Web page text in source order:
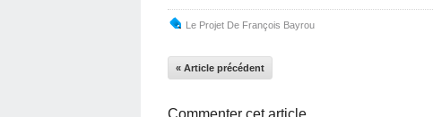
Le Projet De François Bayrou
« Article précédent
Commenter cet article